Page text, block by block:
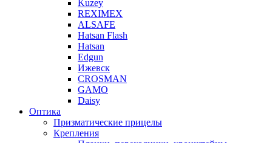
Kuzey
REXIMEX
ALSAFE
Hatsan Flash
Hatsan
Edgun
Ижевск
CROSMAN
GAMO
Daisy
Оптика
Призматические прицелы
Крепления